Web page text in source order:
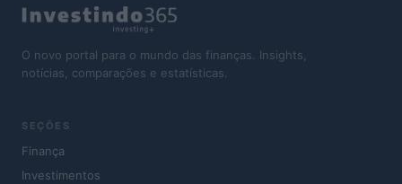
O novo portal para o mundo das finanças. Insights,
notícias, comparações e estatísticas.
SEÇÕES
Finança
Investimentos